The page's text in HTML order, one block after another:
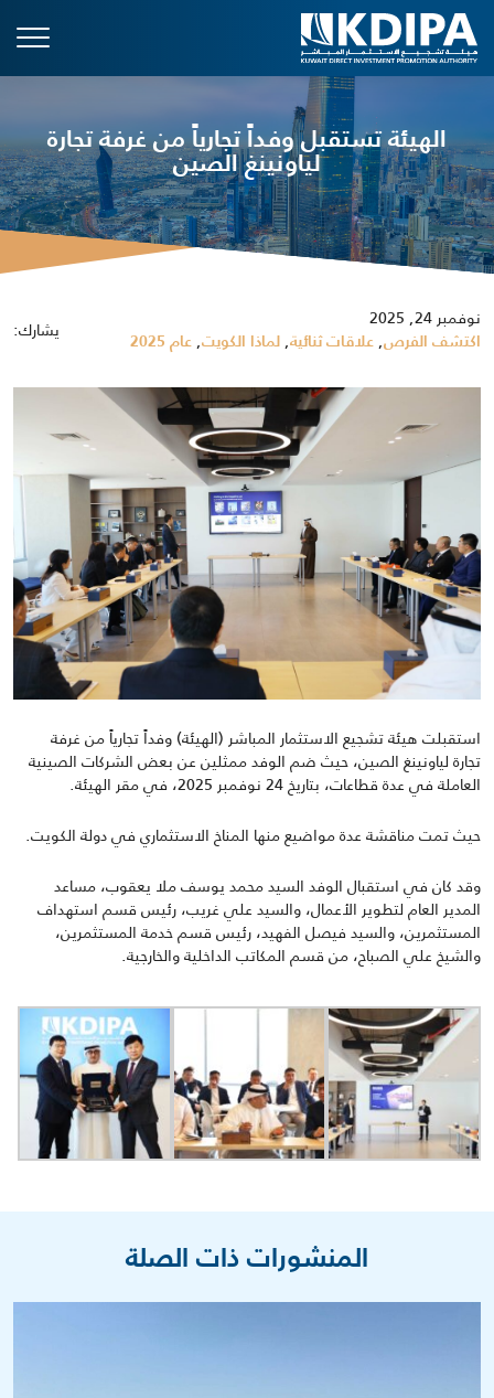
الهيئة تستقبل وفداً تجارياً من غرفة تجارة
لياونينغ الصين
نوفمبر 24, 2025
اكتشف الفرص, علاقات ثنائية, لماذا الكويت, عام 2025 يشارك:
استقبلت هيئة تشجيع الاستثمار المباشر (الهيئة) وفداً تجارياً من غرفة
تجارة لياونينغ الصين، حيث ضم الوفد ممثلين عن بعض الشركات الصينية
العاملة في عدة قطاعات، بتاريخ24 نوفمبر 2025، في مقر الهيئة.
حيث تمت مناقشة عدة مواضيع منها المناخ الاستثماري في دولة الكويت.
وقد كان في استقبال الوفد السيد محمد يوسف ملا يعقوب، مساعد
المدير العام لتطوير الأعمال، والسيد علي غريب، رئيس قسم استهداف
المستثمرين، والسيد فيصل الفهيد، رئيس قسم خدمة المستثمرين،
والشيخ علي الصباح، من قسم المكاتب الداخلية والخارجية.
المنشورات ذات الصلة